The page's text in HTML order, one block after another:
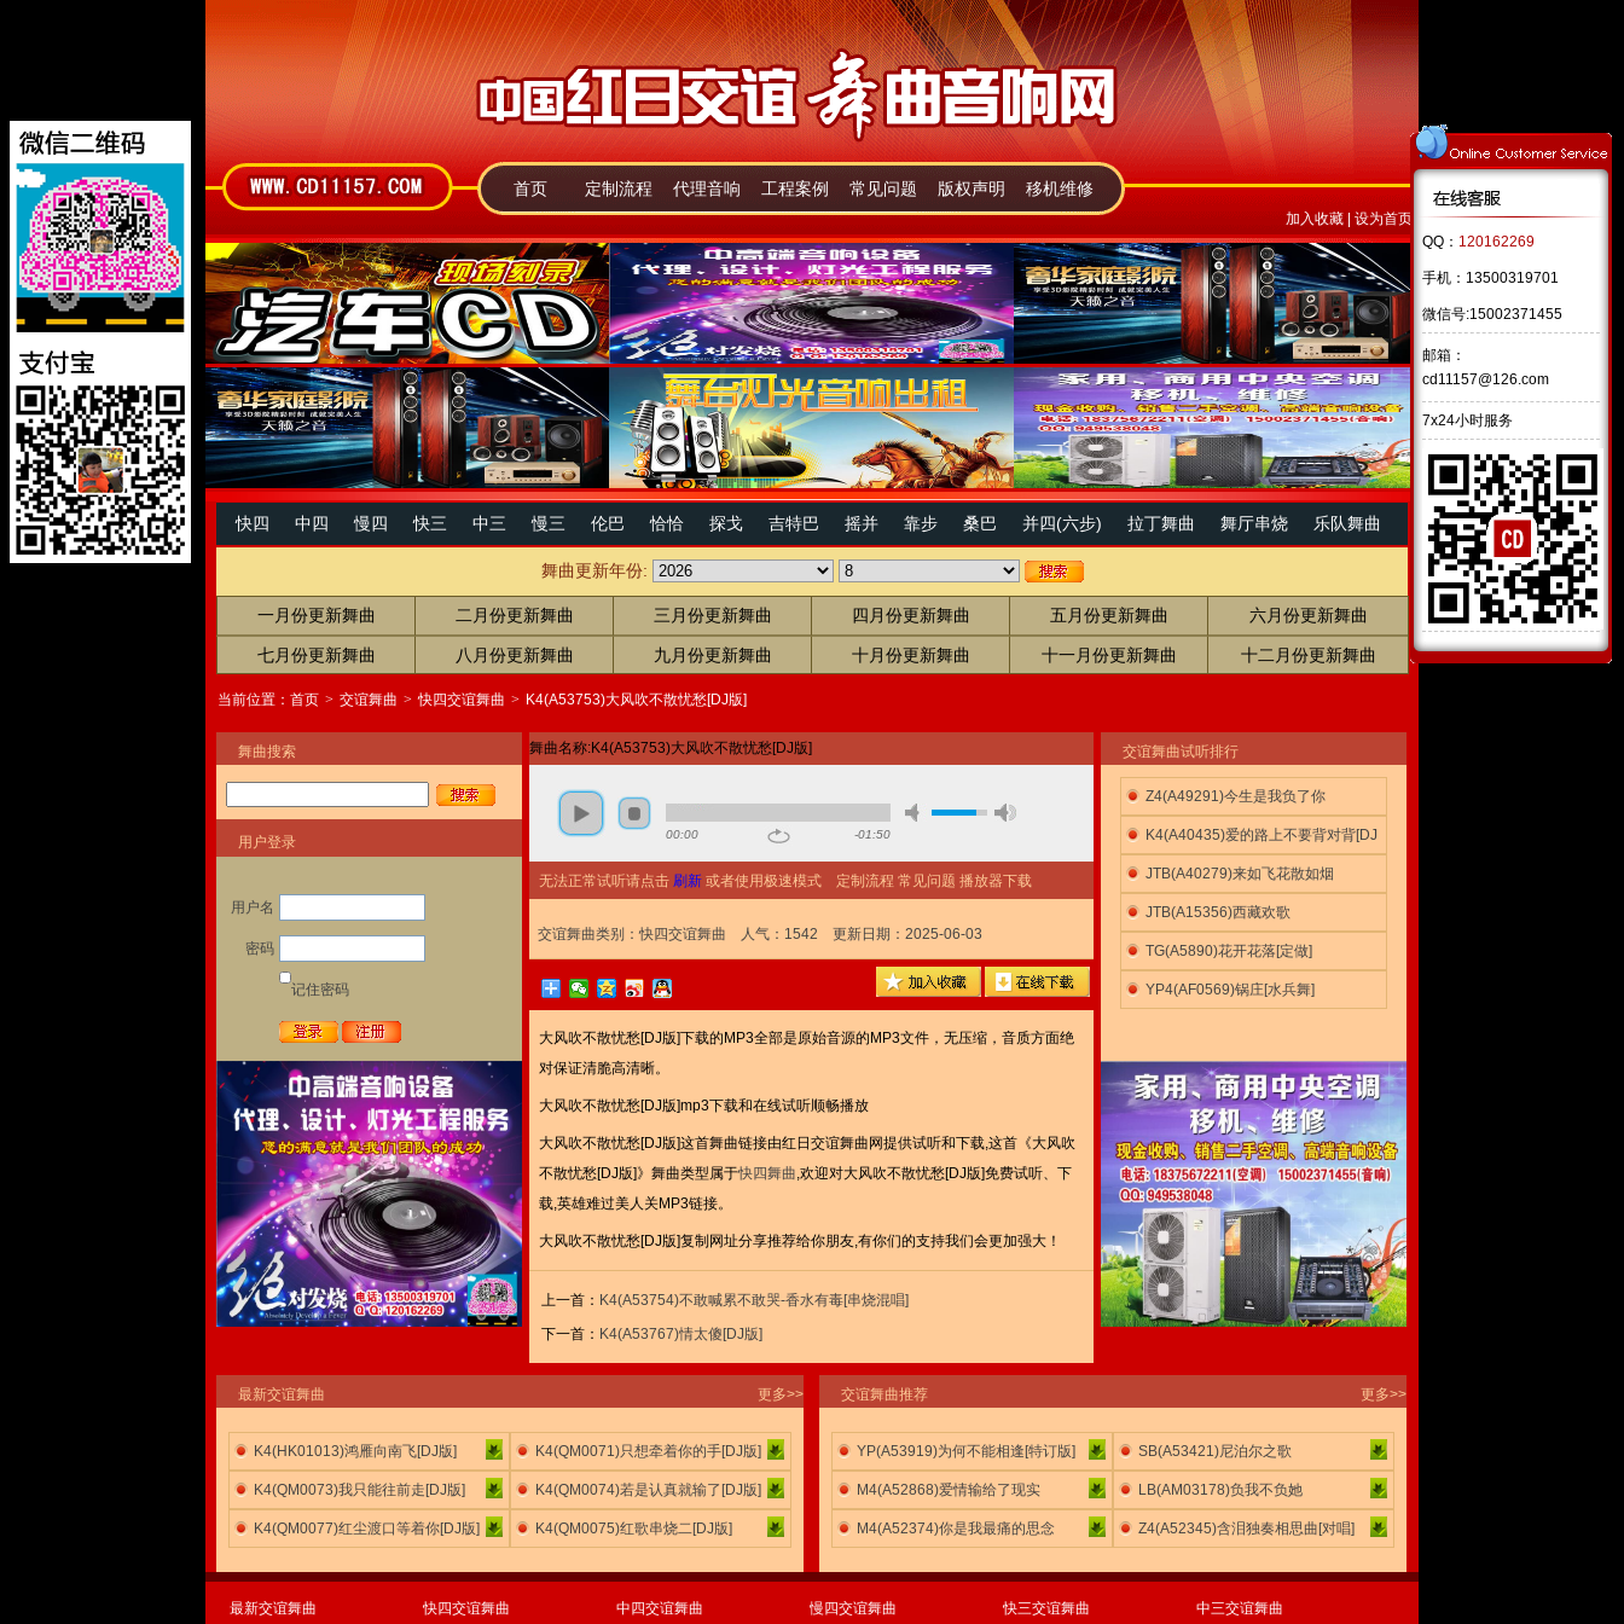
首页 定制流程 代理音响 工程案例 常见问题 版权声明 移机维修
加入收藏 设为首页
快四 中四 慢四 快三 中三 慢三 伦巴 恰恰 探戈 吉特巴 摇并 靠步 桑巴 并四(六步) 拉丁舞曲 舞厅串烧 乐队舞曲
舞曲更新年份:
一月份更新舞曲 二月份更新舞曲 三月份更新舞曲 四月份更新舞曲 五月份更新舞曲 六月份更新舞曲
七月份更新舞曲 八月份更新舞曲 九月份更新舞曲 十月份更新舞曲 十一月份更新舞曲 十二月份更新舞曲
当前位置： 首页 > 交谊舞曲 > 快四交谊舞曲 > K4(A53753)大风吹不散忧愁[DJ版]
舞曲搜索
用户登录
用户名
密码
记住密码
舞曲名称:K4(A53753)大风吹不散忧愁[DJ版]
00:00 -01:50
无法正常试听请点击 刷新 或者使用极速模式 定制流程 常见问题 播放器下载
交谊舞曲类别：快四交谊舞曲 人气： 1542 更新日期：2025-06-03
大风吹不散忧愁[DJ版]下载的MP3全部是原始音源的MP3文件，无压缩，音质方面绝
对保证清脆高清晰。
大风吹不散忧愁[DJ版]mp3下载和在线试听顺畅播放
大风吹不散忧愁[DJ版]这首舞曲链接由红日交谊舞曲网提供试听和下载,这首《大风吹
不散忧愁[DJ版]》舞曲类型属于快四舞曲,欢迎对大风吹不散忧愁[DJ版]免费试听、下
载,英雄难过美人关MP3链接。
大风吹不散忧愁[DJ版]复制网址分享推荐给你朋友,有你们的支持我们会更加强大！
上一首： K4(A53754)不敢喊累不敢哭-香水有毒[串烧混唱]
下一首： K4(A53767)情太傻[DJ版]
交谊舞曲试听排行
Z4(A49291)今生是我负了你
K4(A40435)爱的路上不要背对背[DJ
版]
JTB(A40279)来如飞花散如烟
JTB(A15356)西藏欢歌
TG(A5890)花开花落[定做]
YP4(AF0569)锅庄[水兵舞]
更多>>
最新交谊舞曲
K4(HK01013)鸿雁向南飞[DJ版] K4(QM0071)只想牵着你的手[DJ版]
K4(QM0073)我只能往前走[DJ版] K4(QM0074)若是认真就输了[DJ版]
K4(QM0077)红尘渡口等着你[DJ版] K4(QM0075)红歌串烧二[DJ版]
更多>>
交谊舞曲推荐
YP(A53919)为何不能相逢[特订版] SB(A53421)尼泊尔之歌
M4(A52868)爱情输给了现实 LB(AM03178)负我不负她
M4(A52374)你是我最痛的思念 Z4(A52345)含泪独奏相思曲[对唱]
最新交谊舞曲 快四交谊舞曲 中四交谊舞曲 慢四交谊舞曲 快三交谊舞曲 中三交谊舞曲
QQ： 120162269
手机：13500319701
微信号:15002371455
邮箱：
cd11157@126.com
7x24小时服务